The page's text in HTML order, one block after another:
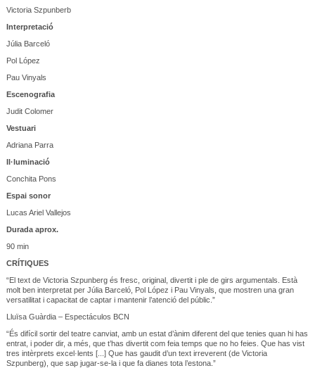
Victoria Szpunberb
Interpretació
Júlia Barceló
Pol López
Pau Vinyals
Escenografia
Judit Colomer
Vestuari
Adriana Parra
Il·luminació
Conchita Pons
Espai sonor
Lucas Ariel Vallejos
Durada aprox.
90 min
CRÍTIQUES
“El text de Victoria Szpunberg és fresc, original, divertit i ple de girs argumentals. Està
molt ben interpretat per Júlia Barceló, Pol López i Pau Vinyals, que mostren una gran
versatilitat i capacitat de captar i mantenir l’atenció del públic.”
Lluïsa Guàrdia – Espectáculos BCN
“És difícil sortir del teatre canviat, amb un estat d’ànim diferent del que tenies quan hi has
entrat, i poder dir, a més, que t’has divertit com feia temps que no ho feies. Que has vist
tres intèrprets excel·lents [...] Que has gaudit d’un text irreverent (de Victoria
Szpunberg), que sap jugar-se-la i que fa dianes tota l’estona.”